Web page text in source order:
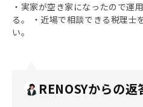
・実家が空き家になったので運
る。 ・近場で相談できる税理士
い。
RENOSYからの返